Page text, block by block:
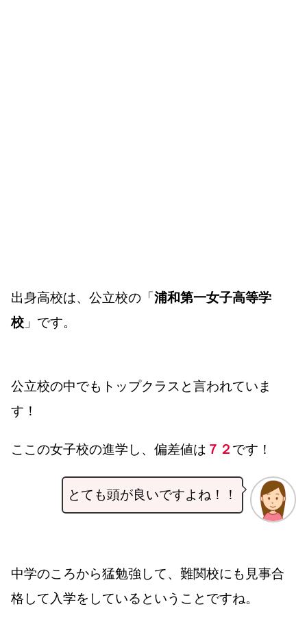
出身高校は、公立校の「浦和第一女子高等学
校 」です。
公立校の中でもトップクラスと言われていま
す！
ここの女子校の進学し、偏差値は ７２ です！
とても頭が良いですよね！！
中学のころから猛勉強して、難関校にも見事合
格して入学をしているということですね。